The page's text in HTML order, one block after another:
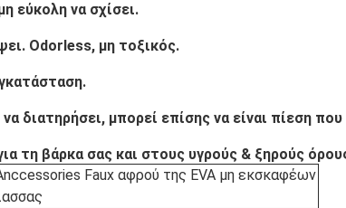
εύκολη να σχίσει.
Odorless, μη τοξικός.
διατηρήσει, μπορεί επίσης να είναι πίεση που
τη βάρκα σας και στους υγρούς & ξηρούς
Faux αφρού της EVA μη εκσκαφέων